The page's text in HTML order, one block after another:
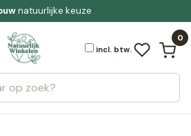
bewuste leefstijl
19:00 uur besteld
bezorging
natuurlijke keuze
incl. btw.
0
alle resultaten